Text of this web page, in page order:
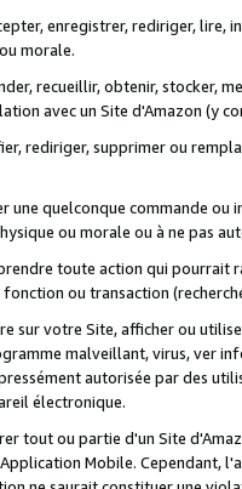
enregistrer, rediriger,
morale.
recueillir, obtenir, stocker,
avec un Site d'Amazon (y
rediriger, supprimer ou
une quelconque commande
ou morale ou à ne pas
toute action qui
ou transaction
sur votre Site, afficher ou
malveillant, virus, ver
autorisée par des
électronique.
tout ou partie d'un Site
Mobile. Cependant,